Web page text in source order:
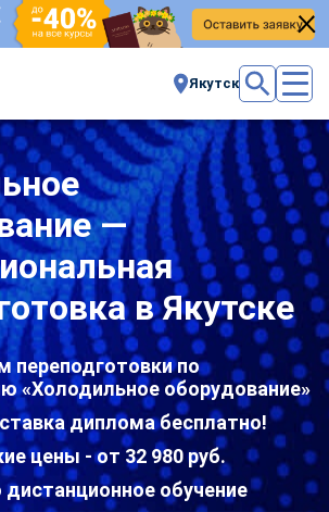
Якутск
—
в Якутске
переподготовки по
«Холодильное оборудование»
диплома бесплатно!
цены - от 32 980 руб.
обучение